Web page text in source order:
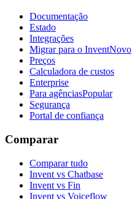
Documentação
Estado
Integrações
Migrar para o InventNovo
Preços
Calculadora de custos
Enterprise
Para agênciasPopular
Segurança
Portal de confiança
Comparar
Comparar tudo
Invent vs Chatbase
Invent vs Fin
Invent vs Voiceflow